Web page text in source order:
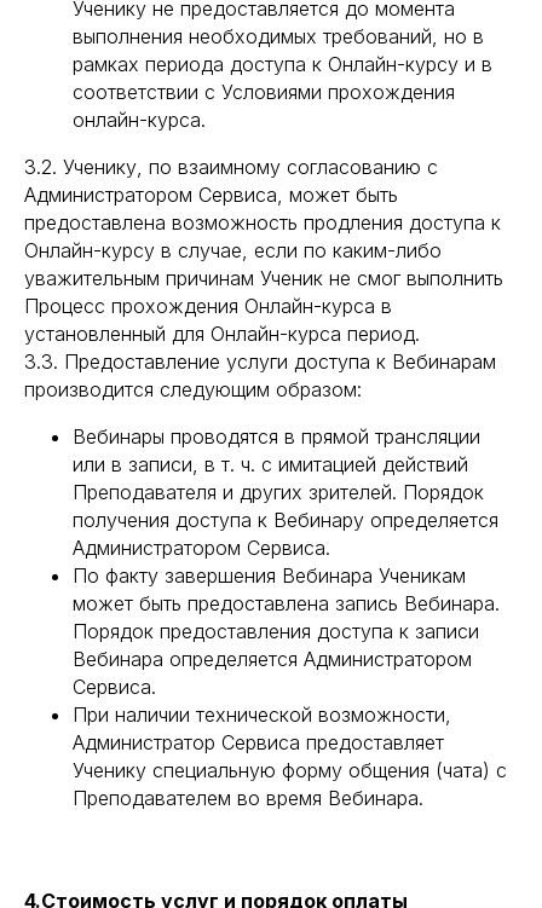
Ученику не предоставляется до момента
выполнения необходимых требований, но в
рамках периода доступа к Онлайн-курсу и в
соответствии с Условиями прохождения
онлайн-курса.
3.2. Ученику, по взаимному согласованию с
Администратором Сервиса, может быть
предоставлена возможность продления доступа к
Онлайн-курсу в случае, если по каким-либо
уважительным причинам Ученик не смог выполнить
Процесс прохождения Онлайн-курса в
установленный для Онлайн-курса период.
3.3. Предоставление услуги доступа к Вебинарам
производится следующим образом:
Вебинары проводятся в прямой трансляции
или в записи, в т. ч. с имитацией действий
Преподавателя и других зрителей. Порядок
получения доступа к Вебинару определяется
Администратором Сервиса.
По факту завершения Вебинара Ученикам
может быть предоставлена запись Вебинара.
Порядок предоставления доступа к записи
Вебинара определяется Администратором
Сервиса.
При наличии технической возможности,
Администратор Сервиса предоставляет
Ученику специальную форму общения (чата) с
Преподавателем во время Вебинара.
4.Стоимость услуг и порядок оплаты